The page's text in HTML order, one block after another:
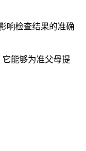
响检查结果的准确
能够为准父母提